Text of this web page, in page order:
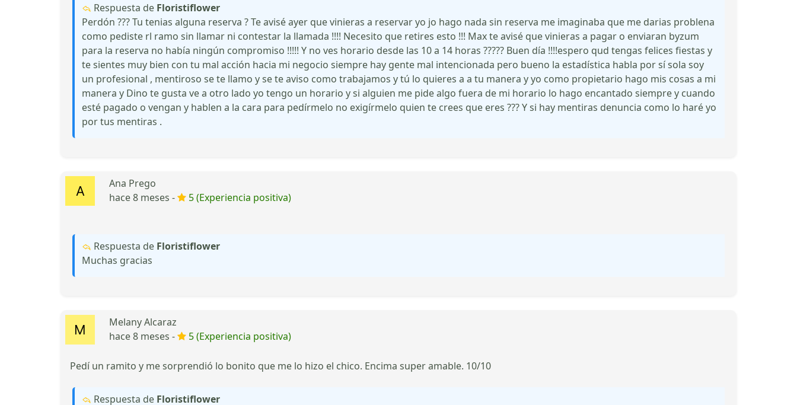
Respuesta de Floristiflower
Perdón ??? Tu tenias alguna reserva ? Te avisé ayer que vinieras a reservar yo jo hago nada sin reserva me imaginaba que me darias problena
como pediste rl ramo sin llamar ni contestar la llamada !!!! Necesito que retires esto !!! Max te avisé que vinieras a pagar o enviaran byzum
para la reserva no había ningún compromiso !!!!! Y no ves horario desde las 10 a 14 horas ????? Buen día !!!!espero qud tengas felices fiestas y
te sientes muy bien con tu mal acción hacia mi negocio siempre hay gente mal intencionada pero bueno la estadística habla por sí sola soy
un profesional , mentiroso se te llamo y se te aviso como trabajamos y tú lo quieres a a tu manera y yo como propietario hago mis cosas a mi
manera y Dino te gusta ve a otro lado yo tengo un horario y si alguien me pide algo fuera de mi horario lo hago encantado siempre y cuando
esté pagado o vengan y hablen a la cara para pedírmelo no exigírmelo quien te crees que eres ??? Y si hay mentiras denuncia como lo haré yo
por tus mentiras .
Ana Prego
hace 8 meses -
5 (Experiencia positiva)
Respuesta de Floristiflower
Muchas gracias
Melany Alcaraz
hace 8 meses -
5 (Experiencia positiva)
Pedí un ramito y me sorprendió lo bonito que me lo hizo el chico. Encima super amable. 10/10
Respuesta de Floristiflower